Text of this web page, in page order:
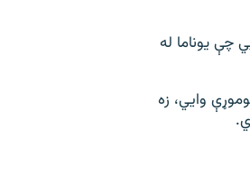
چې یوناما له
وايي، زه